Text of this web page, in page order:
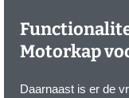
Motorkap
Daarnaast is er de